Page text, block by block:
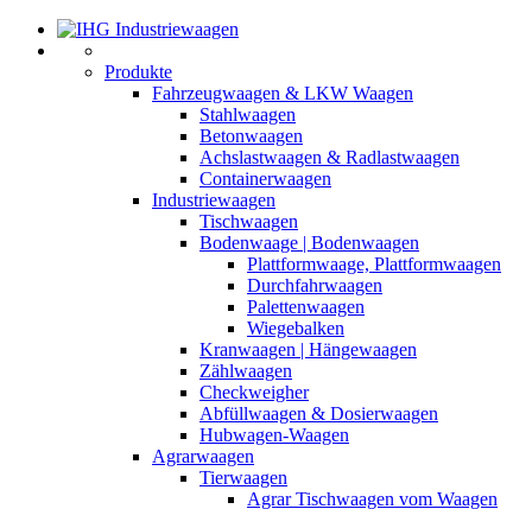
Produkte
Fahrzeugwaagen & LKW Waagen
Stahlwaagen
Betonwaagen
Achslastwaagen & Radlastwaagen
Containerwaagen
Industriewaagen
Tischwaagen
Bodenwaage | Bodenwaagen
Plattformwaage, Plattformwaagen
Durchfahrwaagen
Palettenwaagen
Wiegebalken
Kranwaagen | Hängewaagen
Zählwaagen
Checkweigher
Abfüllwaagen & Dosierwaagen
Hubwagen-Waagen
Agrarwaagen
Tierwaagen
Agrar Tischwaagen vom Waagen